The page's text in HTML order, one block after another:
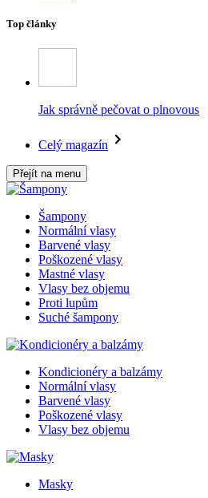
Top články
Jak správně pečovat o plnovous
Celý magazín
Přejít na menu
Šampony
Normální vlasy
Barvené vlasy
Poškozené vlasy
Mastné vlasy
Vlasy bez objemu
Proti lupům
Suché šampony
Kondicionéry a balzámy
Normální vlasy
Barvené vlasy
Poškozené vlasy
Vlasy bez objemu
Masky